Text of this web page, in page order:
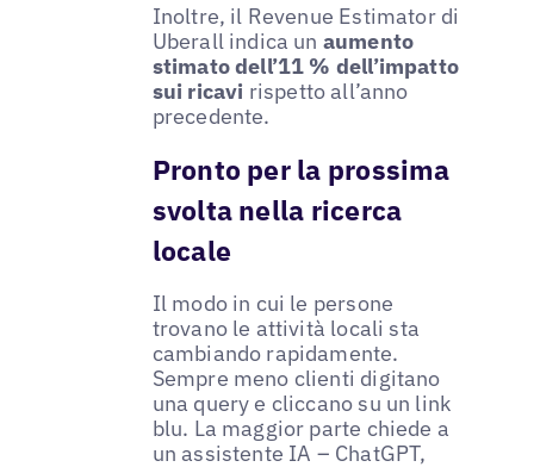
Inoltre, il Revenue Estimator di
Uberall indica un aumento
stimato dell’11 % dell’impatto
sui ricavi rispetto all’anno
precedente.
Pronto per la prossima
svolta nella ricerca
locale
Il modo in cui le persone
trovano le attività locali sta
cambiando rapidamente.
Sempre meno clienti digitano
una query e cliccano su un link
blu. La maggior parte chiede a
un assistente IA – ChatGPT,